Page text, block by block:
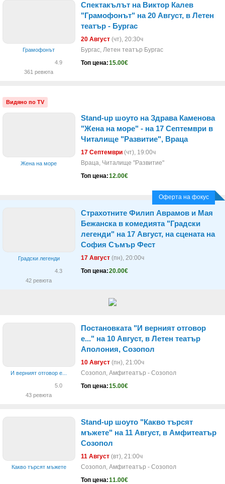
Грамофонът
4.9
361 ревюта
Спектакълът на Виктор Калев
"Грамофонът" на 20 Август, в Летен
театър - Бургас
20 Август (чт), 20:30ч
Бургас, Летен театър Бургас
Топ цена:15.00€
Видяно по TV
Жена на море
Stand-up шоуто на Здрава Каменова
"Жена на море" - на 17 Септември в
Читалище "Развитие", Враца
17 Септември (чт), 19:00ч
Враца, Читалище "Развитие"
Топ цена:12.00€
Оферта на фокус
Градски легенди
4.3
42 ревюта
Страхотните Филип Аврамов и Мая
Бежанска в комедията "Градски
легенди" на 17 Август, на сцената на
София Съмър Фест
17 Август (пн), 20:00ч
Топ цена:20.00€
И верният отговор е...
5.0
43 ревюта
Постановката "И верният отговор
е..." на 10 Август, в Летен театър
Аполония, Созопол
10 Август (пн), 21:00ч
Созопол, Амфитеатър - Созопол
Топ цена:15.00€
Какво търсят мъжете
Stand-up шоуто "Какво търсят
мъжете" на 11 Август, в Амфитеатър
Созопол
11 Август (вт), 21:00ч
Созопол, Амфитеатър - Созопол
Топ цена:11.00€